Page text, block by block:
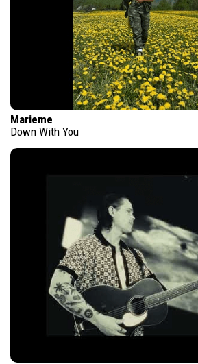
Marieme
Down With You